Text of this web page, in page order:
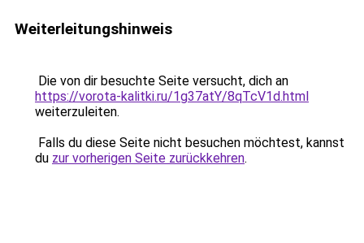
Weiterleitungshinweis
Die von dir besuchte Seite versucht, dich an
https://vorota-kalitki.ru/1g37atY/8qTcV1d.html
weiterzuleiten.
Falls du diese Seite nicht besuchen möchtest, kannst
du zur vorherigen Seite zurückkehren.